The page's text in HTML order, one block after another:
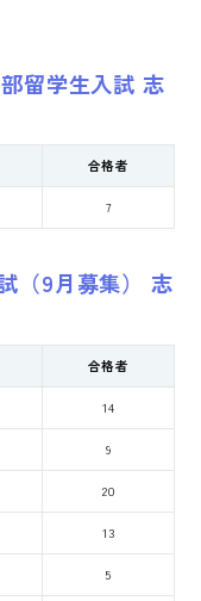
留学生入試 志
合格者
7
（9月募集） 志
合格者
14
9
20
13
5